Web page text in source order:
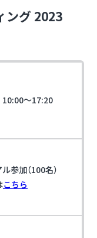
ング 2023
10:00～17:20
参加（100名）
こちら